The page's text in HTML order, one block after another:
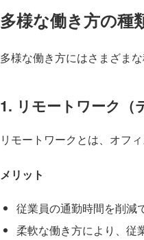
多様な働き方の種
多様な働き方にはさまざま
1. リモートワーク（
リモートワークとは、オフ
メリット
従業員の通勤時間を削減
柔軟な働き方により、従